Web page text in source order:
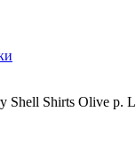
Shell Shirts Olive р. L